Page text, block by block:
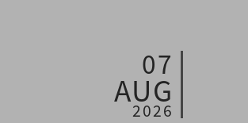
07
AUG
2026